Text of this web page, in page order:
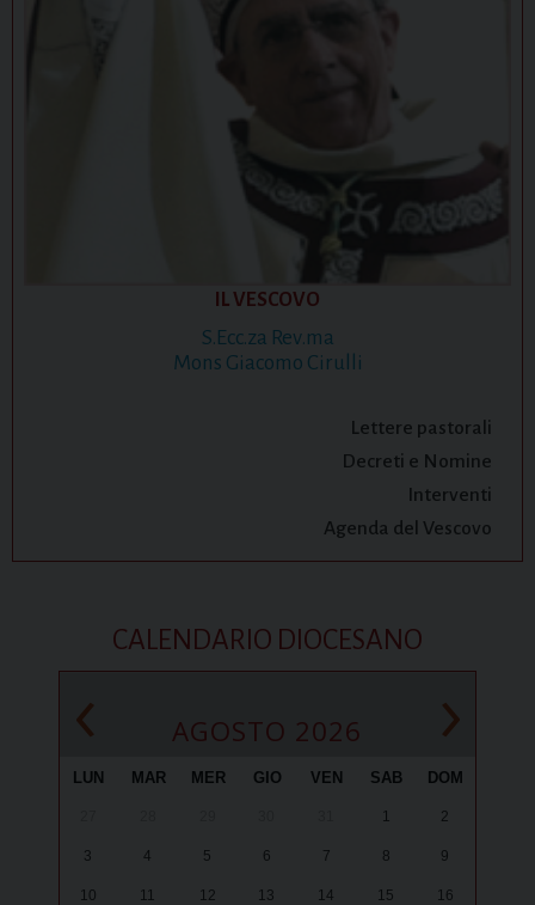
IL VESCOVO
S.Ecc.za Rev.ma
Mons Giacomo Cirulli
Lettere pastorali
Decreti e Nomine
Interventi
Agenda del Vescovo
CALENDARIO DIOCESANO
‹ AGOSTO 2026 ›
LUN MAR MER GIO VEN SAB DOM
1 2
3 4 5 6 7 8 9
10 11 12 13 14 15 16